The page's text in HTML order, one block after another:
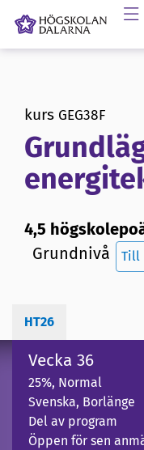
kurs GEG38F
4,5
Grundnivå
Till
HT26
Vecka 36
25%, Normal
Svenska, Borlänge
Del av program
Öppen för sen